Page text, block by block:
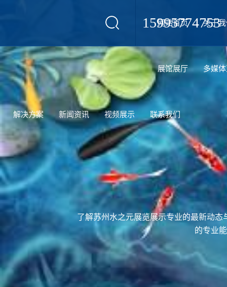
15995774753
网站首页 关于
展馆展厅 多媒
解决方案 新闻资讯 视频展示 联系我们
了解苏州水之元展览展示专业的最新动
的专业